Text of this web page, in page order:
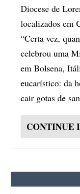
Diocese de
localizados em
“Certa vez,
celebrou uma
em Bolsena,
eucarístico: da
cair gotas de
CONTINUE